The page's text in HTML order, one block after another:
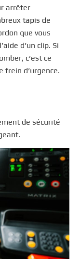
arrêter
tapis de
que vous
d’un clip. Si
c’est ce
frein d’urgence.
de sécurité